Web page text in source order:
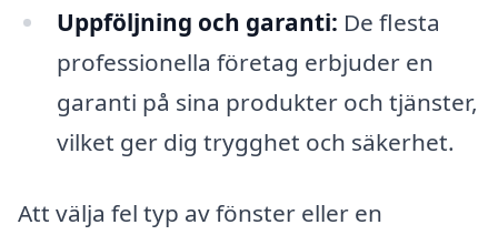
Uppföljning och garanti: De flesta
professionella företag erbjuder en
garanti på sina produkter och tjänster,
vilket ger dig trygghet och säkerhet.
Att välja fel typ av fönster eller en